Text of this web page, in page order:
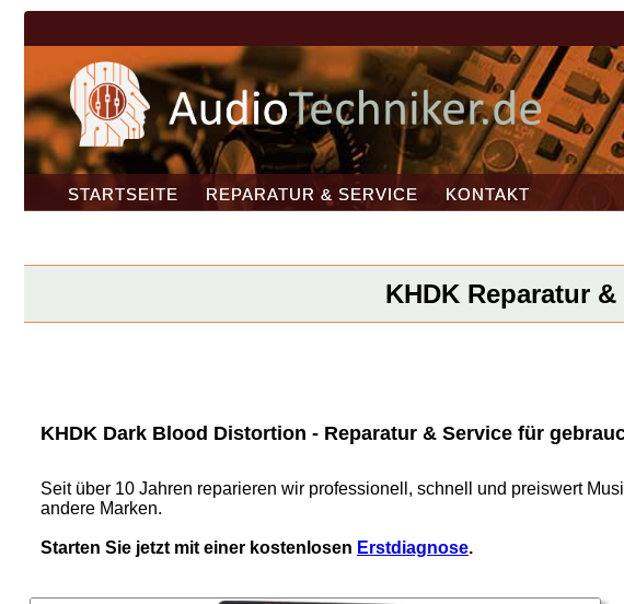
STARTSEITE REPARATUR & SERVICE KONTAKT
KHDK Reparatur
KHDK Dark Blood Distortion - Reparatur & Service für
Seit über 10 Jahren reparieren wir professionell, schnell und preiswert
andere Marken.
Starten Sie jetzt mit einer kostenlosen Erstdiagnose.